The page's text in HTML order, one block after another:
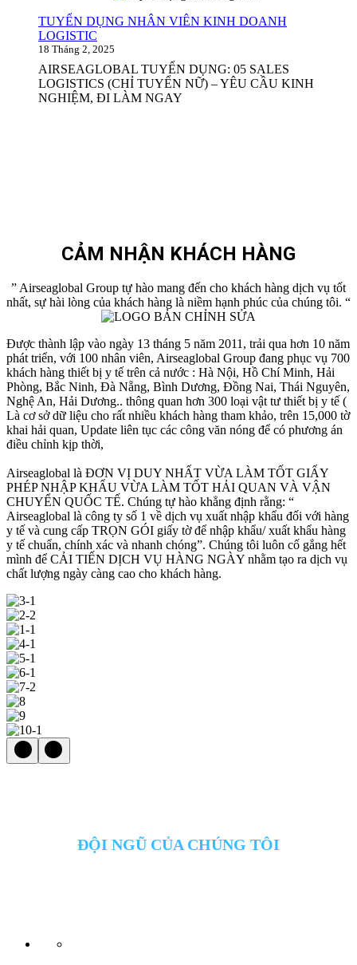
TUYỂN DỤNG NHÂN VIÊN KINH DOANH
LOGISTIC
18 Tháng 2, 2025
AIRSEAGLOBAL TUYỂN DỤNG: 05 SALES
LOGISTICS (CHỈ TUYỂN NỮ) – YÊU CẦU KINH
NGHIỆM, ĐI LÀM NGAY
CẢM NHẬN KHÁCH HÀNG
” Airseaglobal Group tự hào mang đến cho khách hàng dịch vụ tốt
nhất, sự hài lòng của khách hàng là niềm hạnh phúc của chúng tôi. “
Được thành lập vào ngày 13 tháng 5 năm 2011, trải qua hơn 10 năm
phát triển, với 100 nhân viên, Airseaglobal Group đang phục vụ 700
khách hàng thiết bị y tế trên cả nước : Hà Nội, Hồ Chí Minh, Hải
Phòng, Bắc Ninh, Đà Nẵng, Bình Dương, Đồng Nai, Thái Nguyên,
Nghệ An, Hải Dương.. thông quan hơn 300 loại vật tư thiết bị y tế (
Là cơ sở dữ liệu cho rất nhiều khách hàng tham khảo, trên 15,000 tờ
khai hải quan, Update liên tục các công văn nóng để có phương án
điều chỉnh kịp thời,
Airseaglobal là ĐƠN VỊ DUY NHẤT VỪA LÀM TỐT GIẤY
PHÉP NHẬP KHẨU VỪA LÀM TỐT HẢI QUAN VÀ VẬN
CHUYỂN QUỐC TẾ. Chúng tự hào khẳng định rằng: “
Airseaglobal là công ty số 1 về dịch vụ xuất nhập khẩu đối với hàng
y tế và cung cấp TRỌN GÓI giấy tờ để nhập khẩu/ xuất khẩu hàng
y tế chuẩn, chính xác và nhanh chóng”. Chúng tôi luôn cố gắng hết
mình để CẢI TIẾN DỊCH VỤ HÀNG NGÀY nhằm tạo ra dịch vụ
chất lượng ngày càng cao cho khách hàng.
ĐỘI NGŨ CỦA CHÚNG TÔI